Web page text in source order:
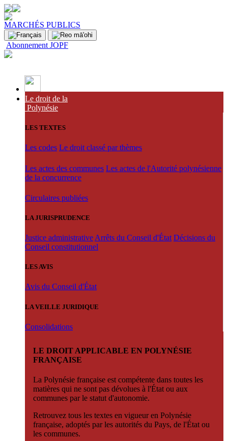
MARCHÉS PUBLICS
Abonnement JOPF
Le droit de la
Polynésie
LES TEXTES
Les codes Le droit classé par thèmes
Les actes des communes Les actes de l'Autorité polynésienne
de la concurrence
Circulaires publiées
LA JURISPRUDENCE
Justice administrative Arrêts du Conseil d'État Décisions du
Conseil constitutionnel
LES AVIS
Avis du Conseil d'État
LA VEILLE JURIDIQUE
Consolidations
LE DROIT APPLICABLE EN POLYNÉSIE
FRANÇAISE
La Polynésie française est compétente dans toutes les
matières qui ne sont pas dévolues à l'État ou aux
communes par le statut d'autonomie.
Retrouvez tous les textes en vigueur en Polynésie
française, adoptés par les autorités du Pays, de l'État ou
les communes.